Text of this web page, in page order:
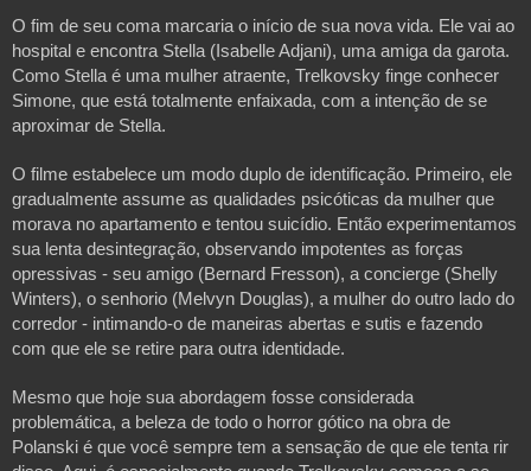
O fim de seu coma marcaria o início de sua nova vida. Ele vai ao
hospital e encontra Stella (Isabelle Adjani), uma amiga da garota.
Como Stella é uma mulher atraente, Trelkovsky finge conhecer
Simone, que está totalmente enfaixada, com a intenção de se
aproximar de Stella.
O filme estabelece um modo duplo de identificação. Primeiro, ele
gradualmente assume as qualidades psicóticas da mulher que
morava no apartamento e tentou suicídio. Então experimentamos
sua lenta desintegração, observando impotentes as forças
opressivas - seu amigo (Bernard Fresson), a concierge (Shelly
Winters), o senhorio (Melvyn Douglas), a mulher do outro lado do
corredor - intimando-o de maneiras abertas e sutis e fazendo
com que ele se retire para outra identidade.
Mesmo que hoje sua abordagem fosse considerada
problemática, a beleza de todo o horror gótico na obra de
Polanski é que você sempre tem a sensação de que ele tenta rir